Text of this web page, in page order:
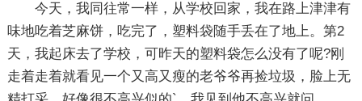
今天，我同往常一样，从学校回家，我在路上津津有
味地吃着芝麻饼，吃完了，塑料袋随手丢在了地上。第2
天，我起床去了学校，可昨天的塑料袋怎么没有了呢?刚
走着走着就看见一个又高又瘦的老爷爷再捡垃圾，脸上无